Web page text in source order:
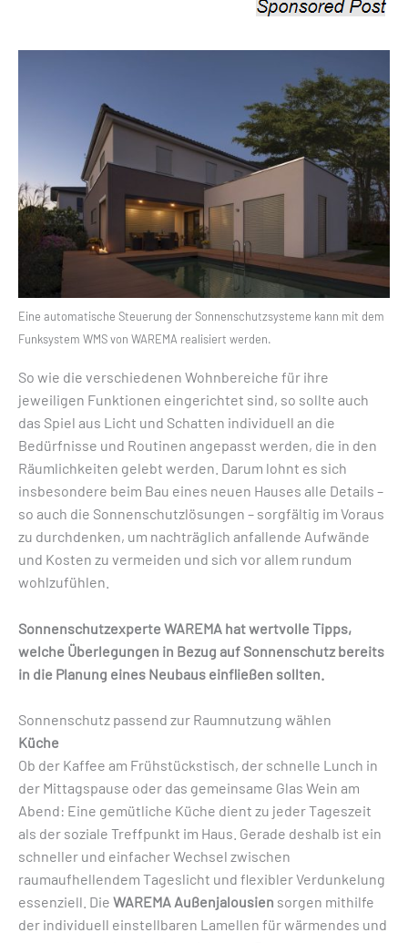
Eine automatische Steuerung der Sonnenschutzsysteme kann mit dem
Funksystem WMS von WAREMA realisiert werden.
So wie die verschiedenen Wohnbereiche für ihre
jeweiligen Funktionen eingerichtet sind, so sollte auch
das Spiel aus Licht und Schatten individuell an die
Bedürfnisse und Routinen angepasst werden, die in den
Räumlichkeiten gelebt werden. Darum lohnt es sich
insbesondere beim Bau eines neuen Hauses alle Details –
so auch die Sonnenschutzlösungen – sorgfältig im Voraus
zu durchdenken, um nachträglich anfallende Aufwände
und Kosten zu vermeiden und sich vor allem rundum
wohlzufühlen.
Sonnenschutzexperte WAREMA hat wertvolle Tipps,
welche Überlegungen in Bezug auf Sonnenschutz bereits
in die Planung eines Neubaus einfließen sollten.
Sonnenschutz passend zur Raumnutzung wählen
Küche
Ob der Kaffee am Frühstückstisch, der schnelle Lunch in
der Mittagspause oder das gemeinsame Glas Wein am
Abend: Eine gemütliche Küche dient zu jeder Tageszeit
als der soziale Treffpunkt im Haus. Gerade deshalb ist ein
schneller und einfacher Wechsel zwischen
raumaufhellendem Tageslicht und flexibler Verdunkelung
essenziell. Die WAREMA Außenjalousien sorgen mithilfe
der individuell einstellbaren Lamellen für wärmendes und